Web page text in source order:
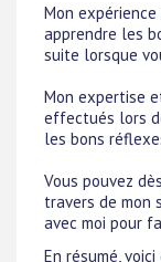
Mon
apprendre les
suite lorsque
Mon expertise
effectués lors
les bons
Vous pouvez
travers de mon
avec moi pour
En résumé,